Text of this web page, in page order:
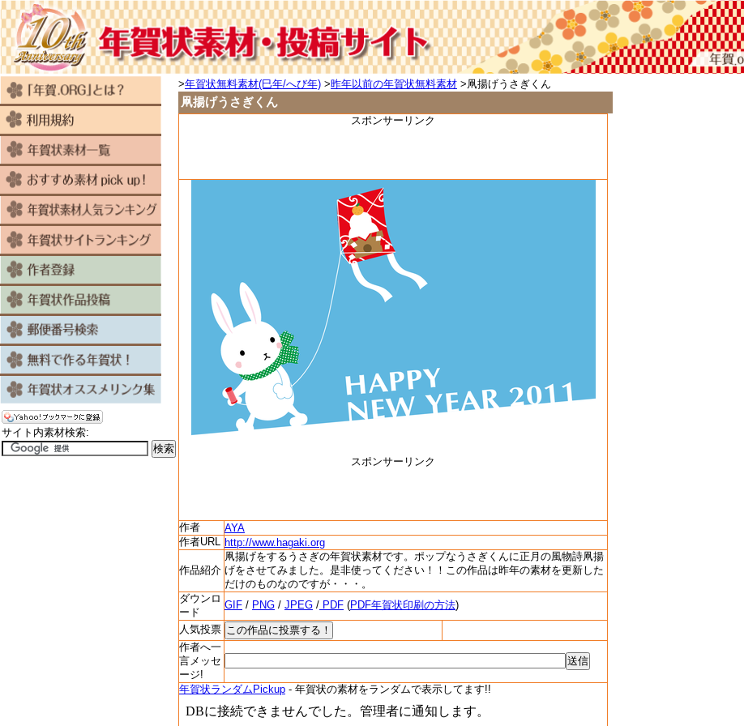
>年賀状無料素材(巳年/へび年) >昨年以前の年賀状無料素材 >凧揚げうさぎくん
凧揚げうさぎくん
スポンサーリンク
スポンサーリンク
作者
AYA
作者URL http://www.hagaki.org
作品紹介
凧揚げをするうさぎの年賀状素材です。ポップなうさぎくんに正月の風物詩凧揚
げをさせてみました。是非使ってください！！この作品は昨年の素材を更新した
だけのものなのですが・・・。
ダウンロ
ード
GIF / PNG / JPEG / PDF (PDF年賀状印刷の方法)
人気投票
作者へ一
言メッセ
ージ!
年賀状ランダムPickup - 年賀状の素材をランダムで表示してます!!
サイト内素材検索: